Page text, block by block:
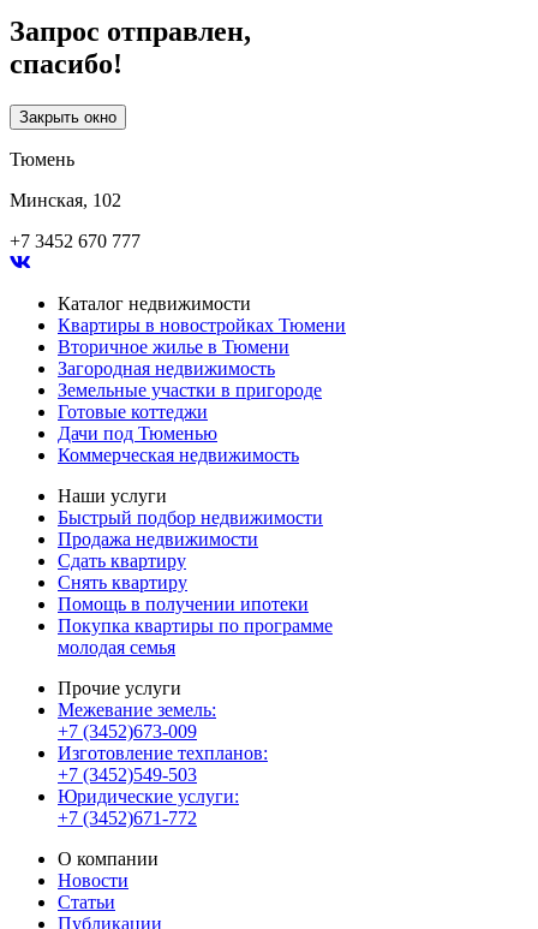
Запрос отправлен,
спасибо!
Закрыть окно
Тюмень
Минская, 102
+7 3452 670 777
Каталог недвижимости
Квартиры в новостройках Тюмени
Вторичное жилье в Тюмени
Загородная недвижимость
Земельные участки в пригороде
Готовые коттеджи
Дачи под Тюменью
Коммерческая недвижимость
Наши услуги
Быстрый подбор недвижимости
Продажа недвижимости
Сдать квартиру
Снять квартиру
Помощь в получении ипотеки
Покупка квартиры по программе
молодая семья
Прочие услуги
Межевание земель:
+7 (3452)673-009
Изготовление техпланов:
+7 (3452)549-503
Юридические услуги:
+7 (3452)671-772
О компании
Новости
Статьи
Публикации